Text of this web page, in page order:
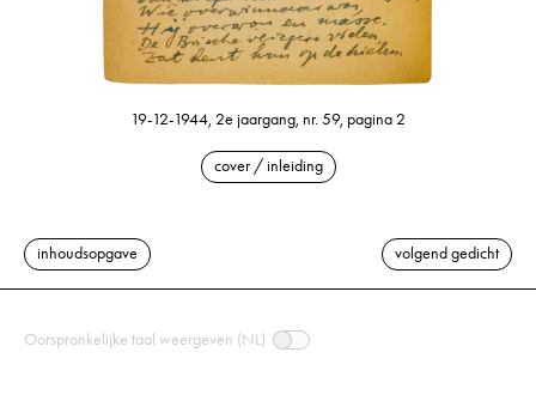
19-12-1944, 2e jaargang, nr. 59, pagina 2
cover / inleiding
inhoudsopgave volgend gedicht
Oorspronkelijke taal weergeven (NL)